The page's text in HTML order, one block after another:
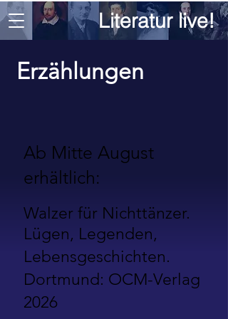
Literatur live!
Erzählungen
Ab Mitte August
erhältlich:
Walzer für Nichttänzer.
Lügen, Legenden,
Lebensgeschichten.
Dortmund: OCM-Verlag
2026